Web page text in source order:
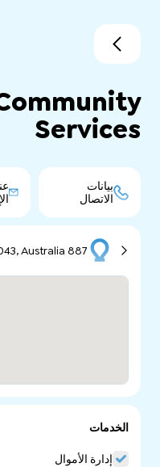
Services
بيانات
الاتصال
887 Marion Road, Mitchell Park SA 5043, Australia
الخدمات
إدارة الأموال